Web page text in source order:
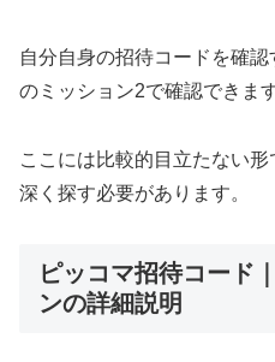
自分自身の招待コードを確
のミッション2で確認できます
ここには比較的目立たない
深く探す必要があります。
ピッコマ招待コード
ンの詳細説明